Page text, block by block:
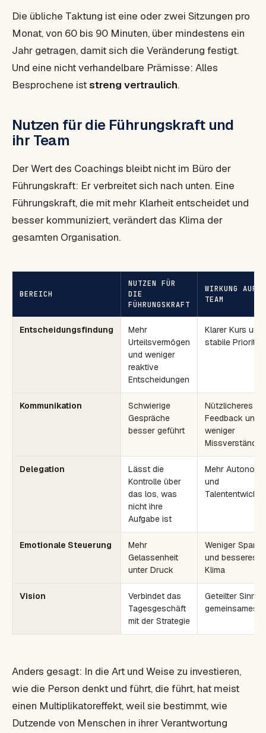
Die übliche Taktung ist eine oder zwei Sitzungen pro
Monat, von 60 bis 90 Minuten, über mindestens ein
Jahr getragen, damit sich die Veränderung festigt.
Und eine nicht verhandelbare Prämisse: Alles
Besprochene iststreng vertraulich.
Nutzen für die Führungskraft und
ihr Team
Der Wert des Coachings bleibt nicht im Büro der
Führungskraft: Er verbreitet sich nach unten. Eine
Führungskraft, die mit mehr Klarheit entscheidet und
besser kommuniziert, verändert das Klima der
gesamten Organisation.
BEREICH
NUTZEN FÜR
DIE
FÜHRUNGSKRAFT
WIRKUNG AUF
TEAM
Entscheidungsfindung
Mehr
Urteilsvermögen
und weniger
reaktive
Entscheidungen
Klarer Kurs und
stabile
Kommunikation
Schwierige
Gespräche
besser geführt
Nützlicheres
Feedback und
weniger
Delegation
Lässt die
Kontrolle über
das los, was
nicht ihre
Aufgabe ist
Mehr
und
Emotionale Steuerung
Mehr
Gelassenheit
unter Druck
Weniger
und besseres
Klima
Vision
Verbindet das
Tagesgeschäft
mit der Strategie
Geteilter Sinn
gemeinsames
Anders gesagt: In die Art und Weise zu investieren,
wie die Person denkt und führt, die führt, hat meist
einen Multiplikatoreffekt, weil sie bestimmt, wie
Dutzende von Menschen in ihrer Verantwortung